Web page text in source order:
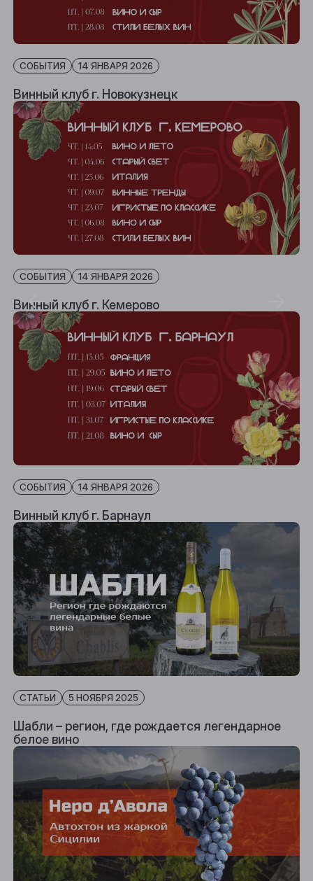
СОБЫТИЯ 14 ЯНВАРЯ 2026
Винный клуб г. Новокузнецк
СОБЫТИЯ 14 ЯНВАРЯ 2026
Винный клуб г. Кемерово
СОБЫТИЯ 14 ЯНВАРЯ 2026
Винный клуб г. Барнаул
СТАТЬИ 5 НОЯБРЯ 2025
Шабли – регион, где рождается легендарное
белое вино